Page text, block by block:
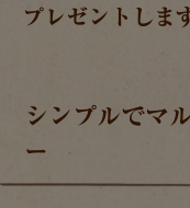
プレゼントしま
シンプルでマ
ー